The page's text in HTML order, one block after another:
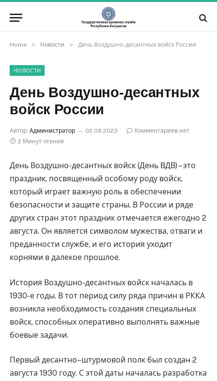
Home » Новости » День Воздушно-десантных войск России
НОВОСТИ
День Воздушно-десантных
войск России
Автор: Администратор 02.08.2023
Комментариев нет
2 Минут чтения
День Воздушно-десантных войск (День ВДВ) – это
праздник, посвященный особому роду войск,
который играет важную роль в обеспечении
безопасности и защите страны. В России и ряде
других стран этот праздник отмечается ежегодно 2
августа. Он является символом мужества, отваги и
преданности службе, и его история уходит
корнями в далекое прошлое.
История Воздушно-десантных войск началась в
1930-е годы. В тот период силу ряда причин в РККА
возникла необходимость создания специальных
войск, способных оперативно выполнять важные
боевые задачи.
Первый десантно–штурмовой полк был создан 2
августа 1930 году. С этой даты началась разработка